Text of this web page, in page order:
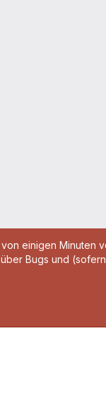
einigen Minuten
Bugs und